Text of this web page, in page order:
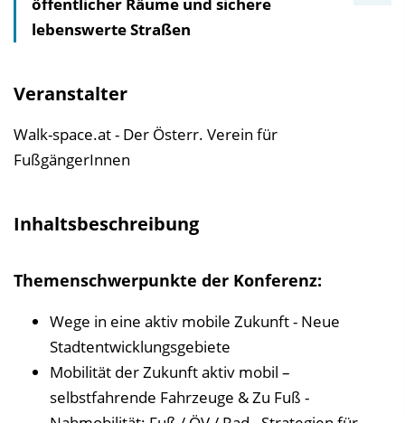
lebenswerte Straßen
Veranstalter
Walk-space.at - Der Österr. Verein für
FußgängerInnen
Inhaltsbeschreibung
Themenschwerpunkte der Konferenz:
Wege in eine aktiv mobile Zukunft - Neue
Stadtentwicklungsgebiete
Mobilität der Zukunft aktiv mobil –
selbstfahrende Fahrzeuge & Zu Fuß -